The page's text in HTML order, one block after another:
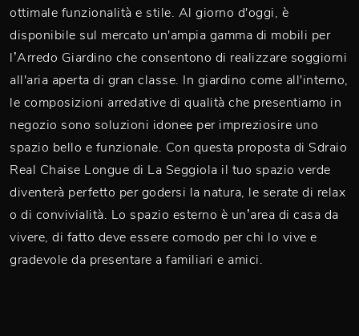
ottimale funzionalità e stile. Al giorno d'oggi, è
disponibile sul mercato un'ampia gamma di mobili per
l’Arredo Giardino che consentono di realizzare soggiorni
all'aria aperta di gran classe. In giardino come all'interno,
le composizioni arredative di qualità che presentiamo in
negozio sono soluzioni idonee per impreziosire uno
spazio bello e funzionale. Con questa proposta di Sdraio
Real Chaise Longue di La Seggiola il tuo spazio verde
diventerà perfetto per godersi la natura, le serate di relax
o di convivialità. Lo spazio esterno è un’area di casa da
vivere, di fatto deve essere comodo per chi lo vive e
gradevole da presentare a familiari e amici.